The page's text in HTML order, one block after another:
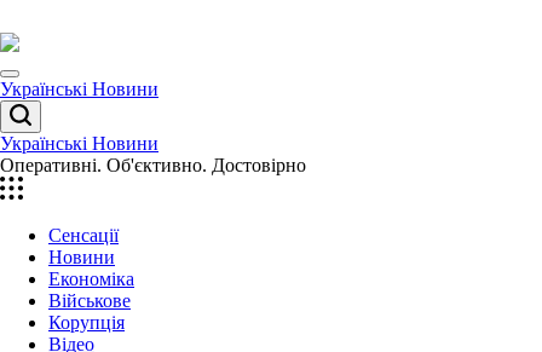
до
вмісту
Menu
Українські Новини
Пошук
Українські Новини
Оперативні. Об'єктивно. Достовірно
Сенсації
Новини
Економіка
Військове
Корупція
Відео